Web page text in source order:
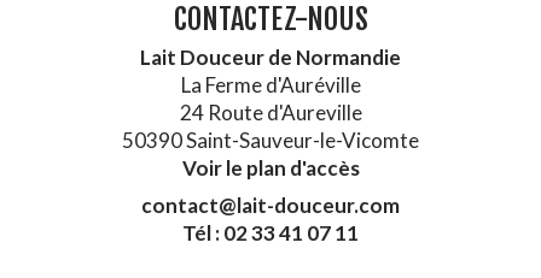
CONTACTEZ-NOUS
Lait Douceur de Normandie
La Ferme d'Auréville
24 Route d'Aureville
50390 Saint-Sauveur-le-Vicomte
Voir le plan d'accès
contact@lait-douceur.com
Tél : 02 33 41 07 11